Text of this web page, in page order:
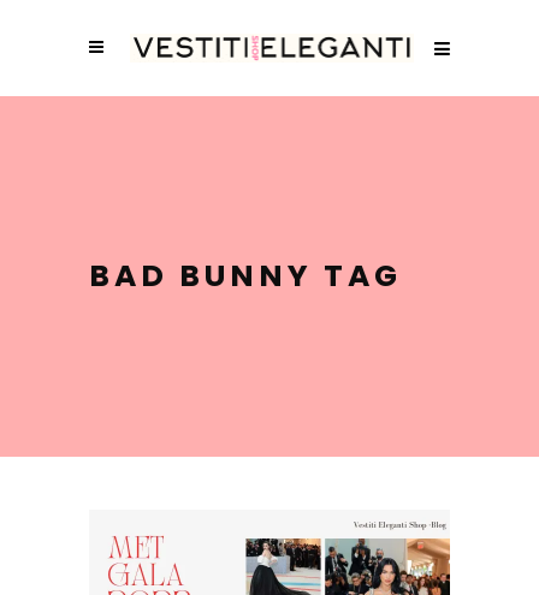
BAD BUNNY TAG